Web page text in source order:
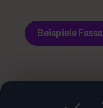
Beispiele